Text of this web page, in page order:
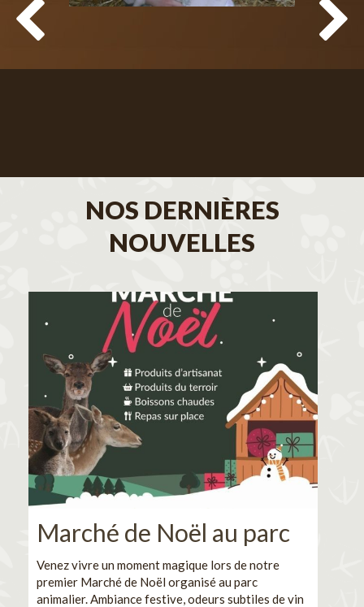
NOS DERNIÈRES
NOUVELLES
Marché de Noël au parc
Venez vivre un moment magique lors de notre
premier Marché de Noël organisé au parc
animalier. Ambiance festive, odeurs subtiles de vin